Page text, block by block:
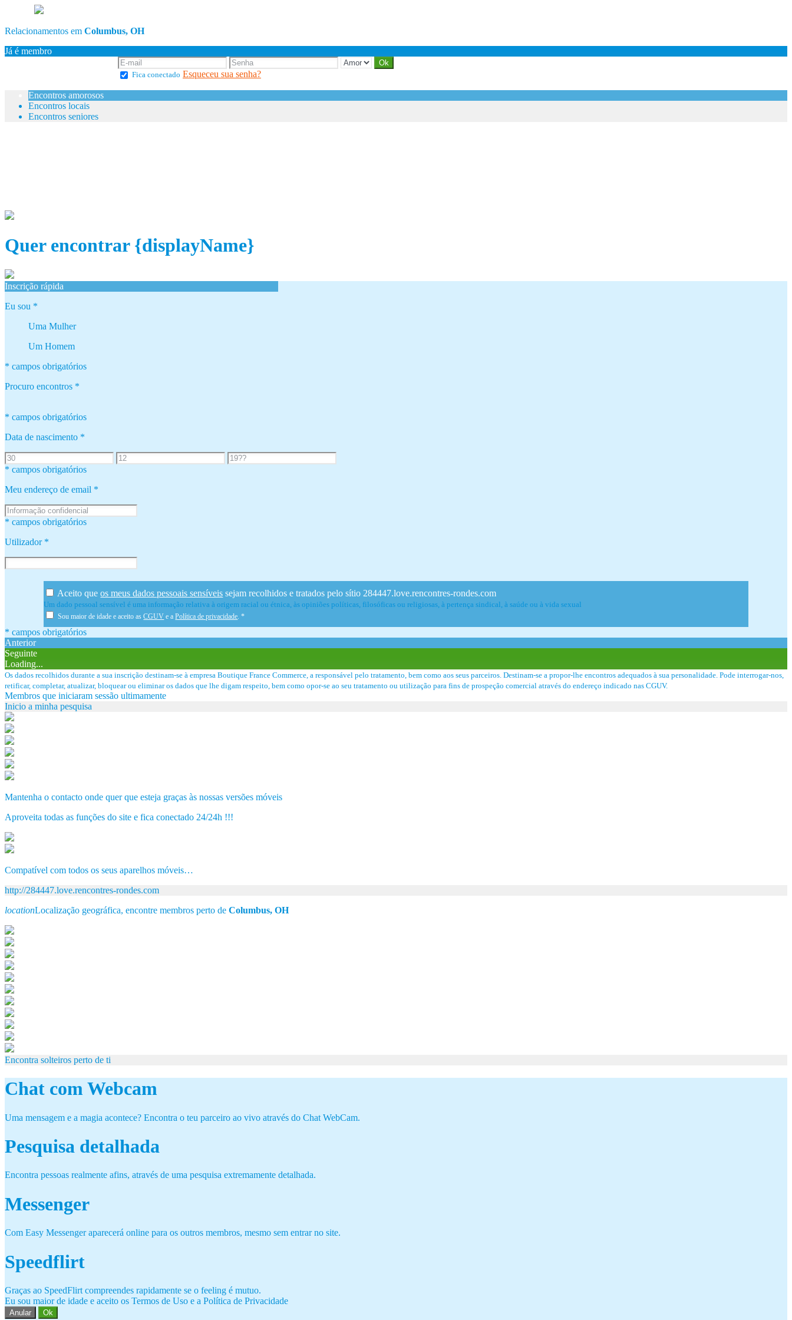
Relacionamentos em Columbus, OH
Já é membro
Fica conectado Esqueceu sua senha?
Encontros amorosos
Encontros locais
Encontros seniores
Quer encontrar {displayName}
Inscrição rápida
Eu sou *
Uma Mulher
Um Homem
* campos obrigatórios
Procuro encontros *
* campos obrigatórios
Data de nascimento *
* campos obrigatórios
Meu endereço de email *
* campos obrigatórios
Utilizador *
Aceito queos meus dados pessoais sensíveis sejam recolhidos e tratados pelo sítio 284447.love.rencontres-rondes.com
Um dado pessoal sensível é uma informação relativa à origem racial ou étnica, às opiniões políticas, filosóficas ou religiosas, à pertença sindical, à saúde ou à vida sexual
Sou maior de idade e aceito asCGUV e aPolítica de privacidade .*
* campos obrigatórios
Anterior
Seguinte
Loading...
Os dados recolhidos durante a sua inscrição destinam-se à empresa Boutique France Commerce, a responsável pelo tratamento, bem como aos seus parceiros. Destinam-se a propor-lhe encontros adequados à sua personalidade. Pode interrogar-nos,
retificar, completar, atualizar, bloquear ou eliminar os dados que lhe digam respeito, bem como opor-se ao seu tratamento ou utilização para fins de prospeção comercial através do endereço indicado nas CGUV.
Membros que iniciaram sessão ultimamente
Inicio a minha pesquisa
Mantenha o contacto onde quer que esteja graças às nossas versões móveis
Aproveita todas as funções do site e fica conectado 24/24h !!!
Compatível com todos os seus aparelhos móveis…
http://284447.love.rencontres-rondes.com
locationLocalização geográfica, encontre membros perto de Columbus, OH
Encontra solteiros perto de ti
Chat com Webcam
Uma mensagem e a magia acontece? Encontra o teu parceiro ao vivo através do Chat WebCam.
Pesquisa detalhada
Encontra pessoas realmente afins, através de uma pesquisa extremamente detalhada.
Messenger
Com Easy Messenger aparecerá online para os outros membros, mesmo sem entrar no site.
Speedflirt
Graças ao SpeedFlirt compreendes rapidamente se o feeling é mutuo.
Eu sou maior de idade e aceito os Termos de Uso e a Política de Privacidade
Anular Ok